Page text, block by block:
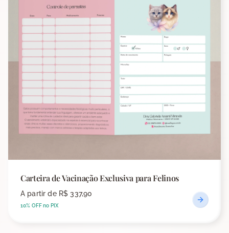
Carteira de Vacinação Exclusiva para Felinos
A partir de R$ 337,90
10% OFF no PIX